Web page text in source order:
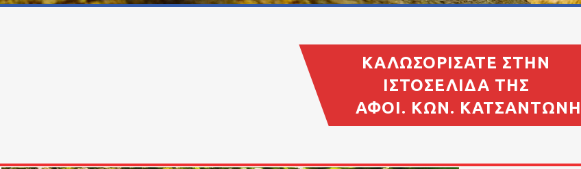
ΚΑΛΩΣΟΡΊΣΑΤΕ ΣΤΗΝ
ΙΣΤΟΣΕΛΊΔΑ ΤΗΣ
ΑΦΟΙ. ΚΩΝ. ΚΑΤΣΑΝΤΏΝΗ